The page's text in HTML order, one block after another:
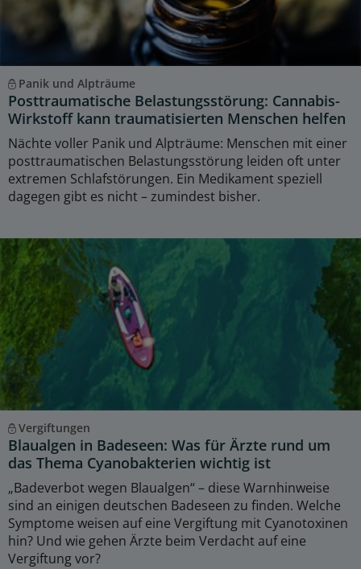
Panik und Alpträume
Posttraumatische Belastungsstörung: Cannabis-
Wirkstoff kann traumatisierten Menschen helfen
Nächte voller Panik und Alpträume: Menschen mit einer
posttraumatischen Belastungsstörung leiden oft unter
extremen Schlafstörungen. Ein Medikament speziell
dagegen gibt es nicht – zumindest bisher.
Vergiftungen
Blaualgen in Badeseen: Was für Ärzte rund um
das Thema Cyanobakterien wichtig ist
„Badeverbot wegen Blaualgen“ – diese Warnhinweise
sind an einigen deutschen Badeseen zu finden. Welche
Symptome weisen auf eine Vergiftung mit Cyanotoxinen
hin? Und wie gehen Ärzte beim Verdacht auf eine
Vergiftung vor?